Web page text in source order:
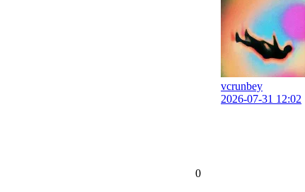
vcrunbey
2026-07-31 12:02
0